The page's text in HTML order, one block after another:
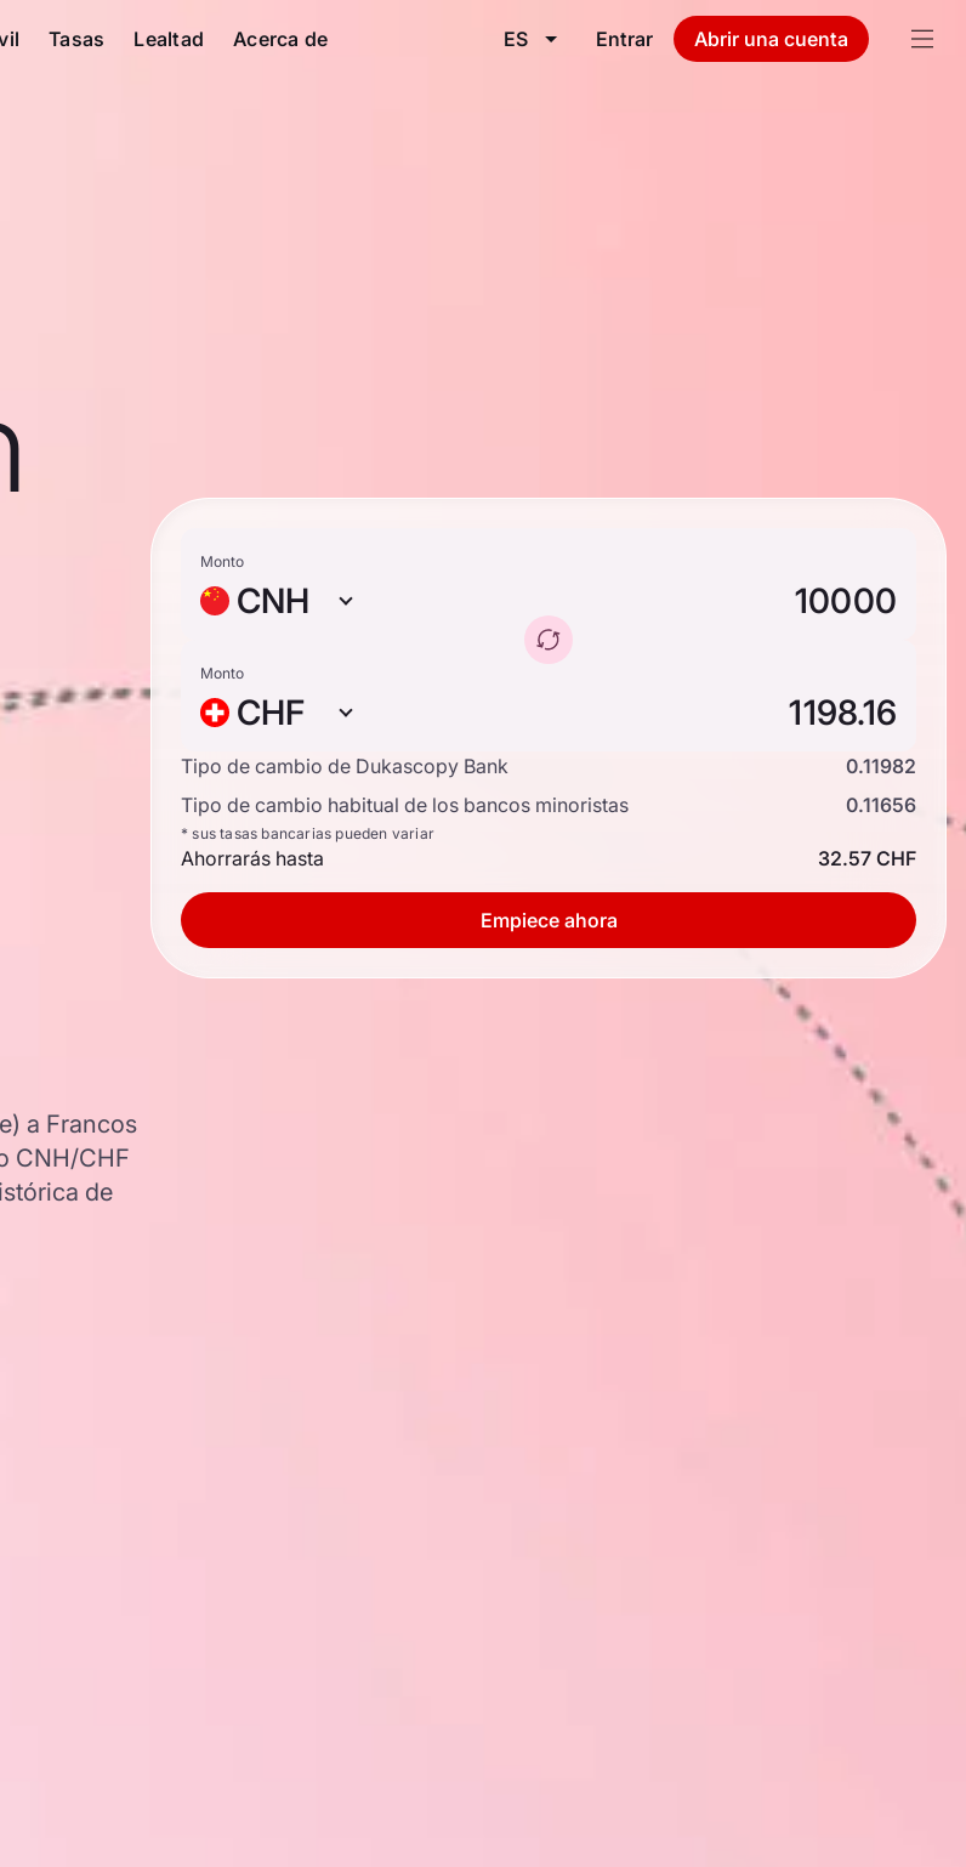
Tasas Lealtad Acerca de ES Entrar Abrir una cuenta
a Francos
CNH/CHF
de
Monto
CNH
Monto
CHF
Tipo de cambio de Dukascopy Bank
0.11982
Tipo de cambio habitual de los bancos minoristas
0.11656
* sus tasas bancarias pueden variar
Ahorrarás hasta 32.57 CHF
Empiece ahora